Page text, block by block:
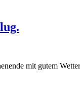
mit gutem